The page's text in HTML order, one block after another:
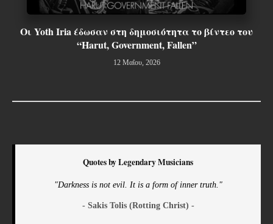
Οι Yoth Iria έδωσαν στη δημοσιότητα το βίντεο του
“Harut, Government, Fallen”
12 Μαΐου, 2026
Quotes by Legendary Musicians
"Darkness is not evil. It is a form of inner truth."
- Sakis Tolis (Rotting Christ) -